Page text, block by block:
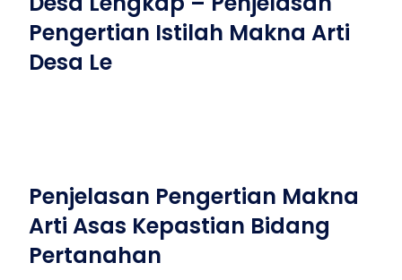
Pengertian Istilah Makna Arti
Desa Le
Penjelasan Pengertian Makna
Arti Asas Kepastian Bidang
Pertanahan